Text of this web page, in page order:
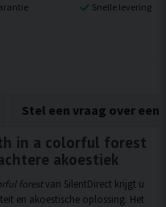
Snelle levering
Stel een vraag over een
in a colorful forest
akoestiek
forestvan SilentDirect krijgt u
en akoestische oplossing. Het